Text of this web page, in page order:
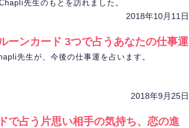
先生のもとを訪れました。
2018年10月11日
ーンカード 3つで占うあなたの仕事運
先生が、今後の仕事運を占います。
2018年9月25日
で占う片思い相手の気持ち、恋の進